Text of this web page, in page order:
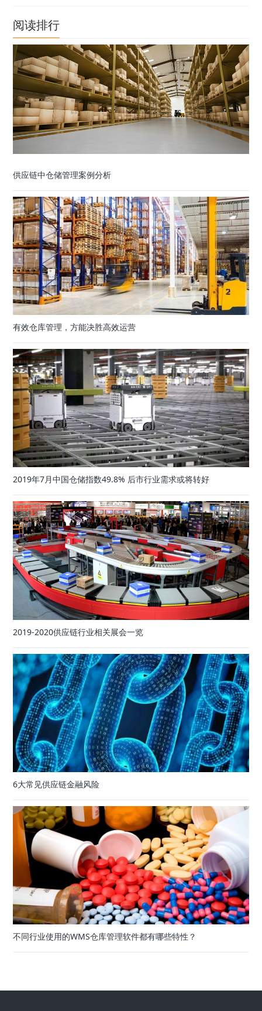
阅读排行
供应链中仓储管理案例分析
有效仓库管理，方能决胜高效运营
2019年7月中国仓储指数49.8% 后市行业需求或将转好
2019-2020供应链行业相关展会一览
6大常见供应链金融风险
不同行业使用的WMS仓库管理软件都有哪些特性？